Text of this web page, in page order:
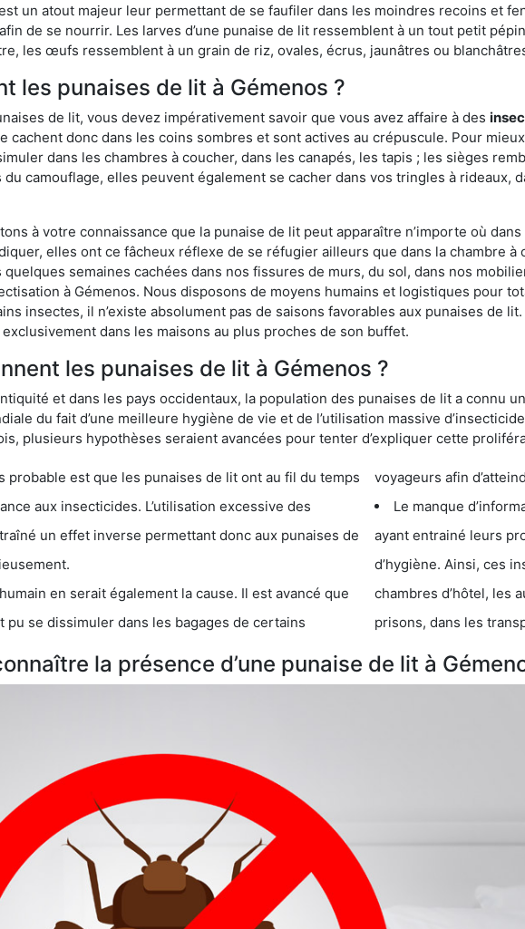
un atout majeur leur permettant de se faufiler dans les moindres recoins et
de se nourrir. Les larves d’une punaise de lit ressemblent à un tout petit
les œufs ressemblent à un grain de riz, ovales, écrus, jaunâtres ou
les punaises de lit à Gémenos ?
de lit, vous devez impérativement savoir que vous avez affaire à des
cachent donc dans les coins sombres et sont actives au crépuscule. Pour
dans les chambres à coucher, dans les canapés, les tapis ; les sièges
camouflage, elles peuvent également se cacher dans vos tringles à rideaux,
à votre connaissance que la punaise de lit peut apparaître n’importe où
elles ont ce fâcheux réflexe de se réfugier ailleurs que dans la chambre à
semaines cachées dans nos fissures de murs, du sol, dans nos
à Gémenos. Nous disposons de moyens humains et logistiques pour
insectes, il n’existe absolument pas de saisons favorables aux punaises de
exclusivement dans les maisons au plus proches de son buffet.
les punaises de lit à Gémenos ?
et dans les pays occidentaux, la population des punaises de lit a connu
du fait d’une meilleure hygiène de vie et de l’utilisation massive
plusieurs hypothèses seraient avancées pour tenter d’expliquer cette
est que les punaises de lit ont au fil du temps
insecticides. L’utilisation excessive des
inverse permettant donc aux punaises de
en serait également la cause. Il est avancé que
dissimuler dans les bagages de certains
voyageurs afin
Le manque
ayant entrainé leurs
d’hygiène. Ainsi, ces
chambres d’hôtel, les
prisons, dans les
la présence d’une punaise de lit à